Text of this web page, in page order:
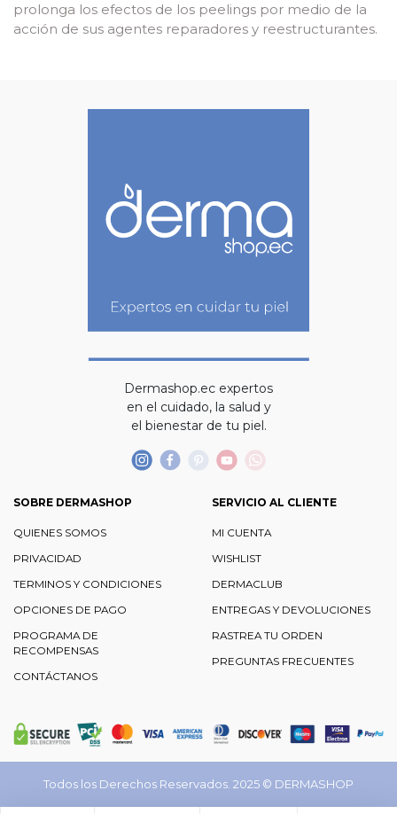
prolonga los efectos de los peelings por medio de la
acción de sus agentes reparadores y reestructurantes.
Dermashop.ec expertos
en el cuidado, la salud y
el bienestar de tu piel.
SOBRE DERMASHOP
QUIENES SOMOS
PRIVACIDAD
TERMINOS Y CONDICIONES
OPCIONES DE PAGO
PROGRAMA DE
RECOMPENSAS
CONTÁCTANOS
SERVICIO AL CLIENTE
MI CUENTA
WISHLIST
DERMACLUB
ENTREGAS Y DEVOLUCIONES
RASTREA TU ORDEN
PREGUNTAS FRECUENTES
Todos los Derechos Reservados. 2025 © DERMASHOP